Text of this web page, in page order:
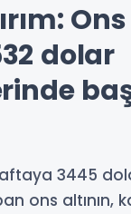
dolar
3445
ons altının,